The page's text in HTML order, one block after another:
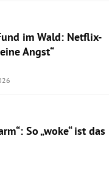
im Wald: Netflix-
Angst“
So „woke“ ist das